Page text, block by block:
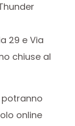
29 e Via
chiuse al
potranno
online